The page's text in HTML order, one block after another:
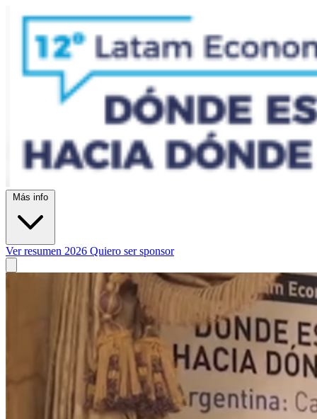
Más info
Ver resumen 2026 Quiero ser sponsor